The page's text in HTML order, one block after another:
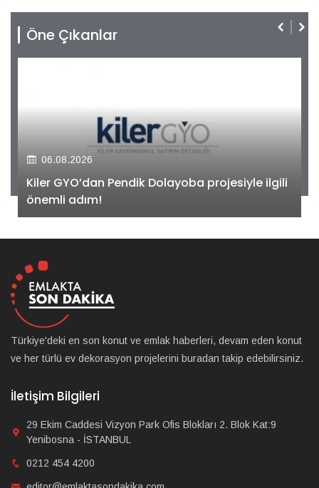
Öne Çıkanlar
06.08.2026
Kiler GYO’dan Pendik Dolayoba projesiyle ilgili
önemli adım!
Türkiye'deki en son konut ve emlak haberleri, devam eden konut
ve her türlü ev dekorasyon projelerini buradan takip edebilirsiniz.
İletişim Bilgileri
29 Ekim Caddesi Vizyon Park Ofis Blokları 2. Blok Kat:9
Yenibosna - İSTANBUL
0212 454 4200